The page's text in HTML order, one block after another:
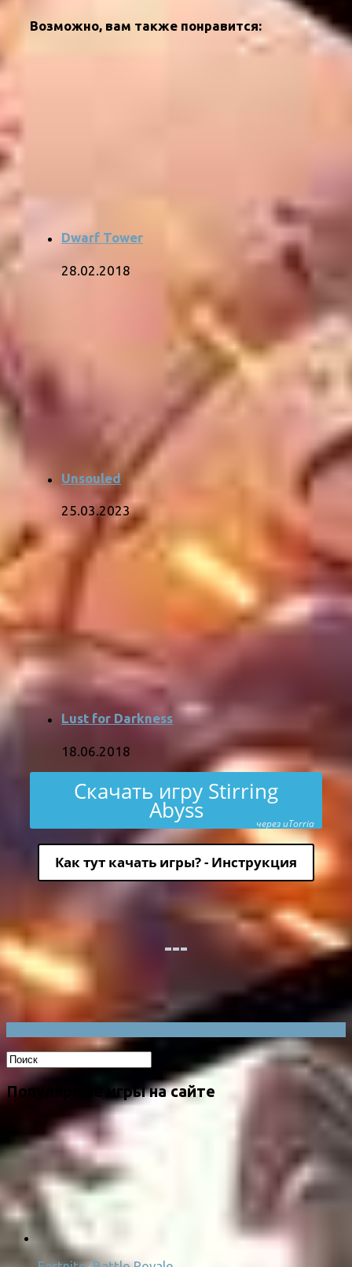
Возможно, вам также понравится:
Dwarf Tower
28.02.2018
Unsouled
25.03.2023
Lust for Darkness
18.06.2018
Скачать игру Stirring
Abyss через uTorria
Как тут качать игры? - Инструкция
Популярные игры на сайте